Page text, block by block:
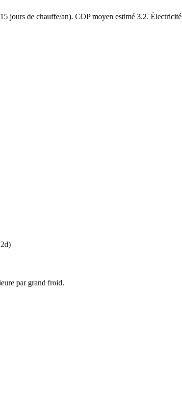
jours de chauffe/an). COP moyen estimé 3.2. Électricité
par grand froid.